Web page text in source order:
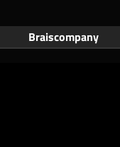
Braiscompany